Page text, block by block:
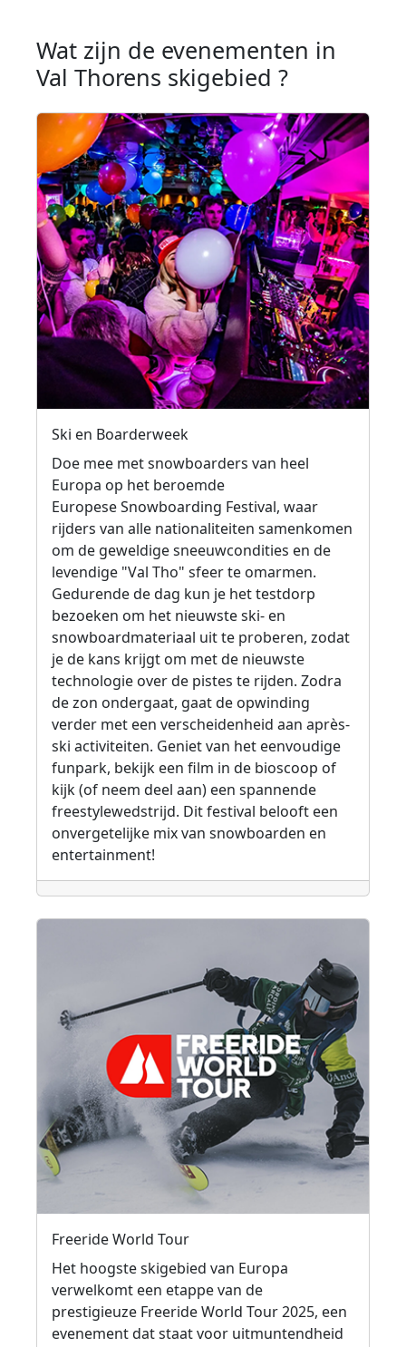
Wat zijn de evenementen in
Val Thorens skigebied ?
Ski en Boarderweek
Doe mee met snowboarders van heel
Europa op het beroemde
Europese Snowboarding Festival, waar
rijders van alle nationaliteiten samenkomen
om de geweldige sneeuwcondities en de
levendige "Val Tho" sfeer te omarmen.
Gedurende de dag kun je het testdorp
bezoeken om het nieuwste ski- en
snowboardmateriaal uit te proberen, zodat
je de kans krijgt om met de nieuwste
technologie over de pistes te rijden. Zodra
de zon ondergaat, gaat de opwinding
verder met een verscheidenheid aan après-
ski activiteiten. Geniet van het eenvoudige
funpark, bekijk een film in de bioscoop of
kijk (of neem deel aan) een spannende
freestylewedstrijd. Dit festival belooft een
onvergetelijke mix van snowboarden en
entertainment!
Freeride World Tour
Het hoogste skigebied van Europa
verwelkomt een etappe van de
prestigieuze Freeride World Tour 2025, een
evenement dat staat voor uitmuntendheid